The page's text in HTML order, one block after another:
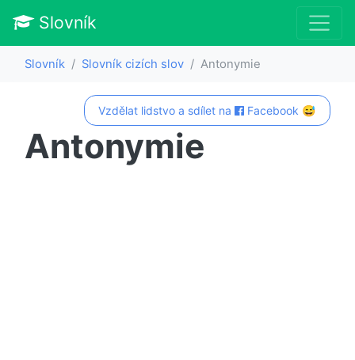
Slovník
Slovník Slovník cizích slov Antonymie
Vzdělat lidstvo a sdílet na Facebook 😅
Antonymie